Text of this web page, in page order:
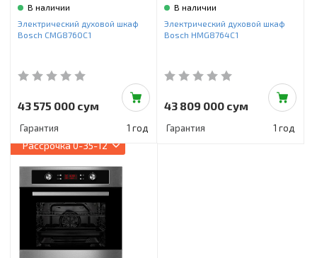
В наличии
Электрический духовой шкаф
Bosch CMG8760C1
43 575 000 сум
Гарантия 1 год
В наличии
Электрический духовой шкаф
Bosch HMG8764C1
43 809 000 сум
Гарантия 1 год
Рассрочка0-35-12